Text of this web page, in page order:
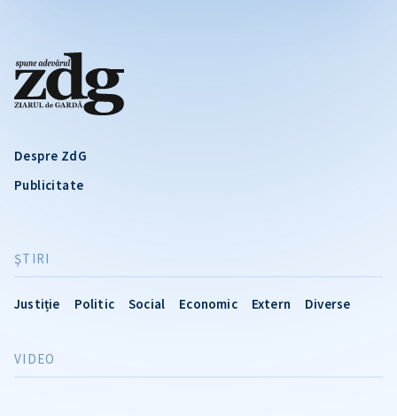
Despre ZdG
Publicitate
ŞTIRI
Justiție Politic Social Economic Extern Diverse
VIDEO